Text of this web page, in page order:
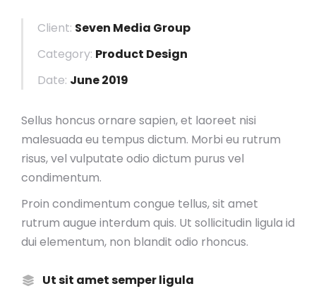
Client: Seven Media Group
Category: Product Design
Date: June 2019
Sellus honcus ornare sapien, et laoreet nisi
malesuada eu tempus dictum. Morbi eu rutrum
risus, vel vulputate odio dictum purus vel
condimentum.
Proin condimentum congue tellus, sit amet
rutrum augue interdum quis. Ut sollicitudin ligula id
dui elementum, non blandit odio rhoncus.
Ut sit amet semper ligula